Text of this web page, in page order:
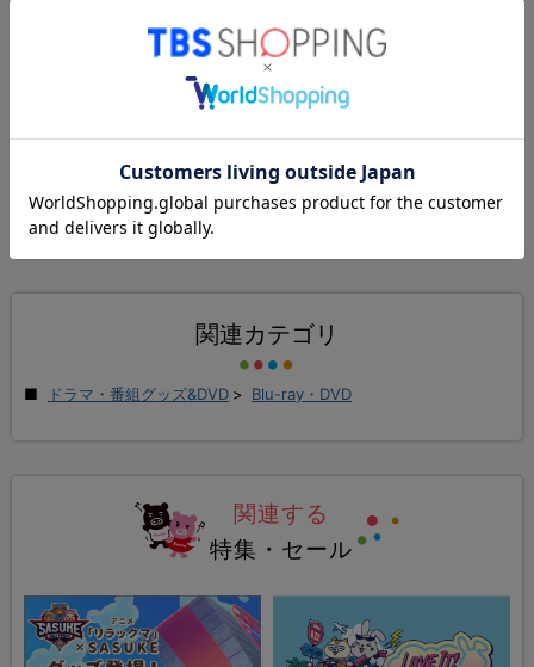
企画・プロデュース／平野 隆
＜主題歌＞
桑田佳祐「風の詩を聴かせて」（タイシタレーベル／スピードスター
レコーズ）
関連カテゴリ
ドラマ・番組グッズ&DVD > Blu-ray・DVD
関連する
特集・セール